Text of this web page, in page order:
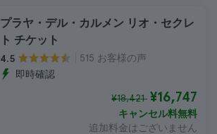
プラヤ・デル・カルメン リオ・セクレ
ト チケット
4.5
515 お客様の声
即時確認
¥18,421 ¥16,747
キャンセル料無料
追加料金はございません